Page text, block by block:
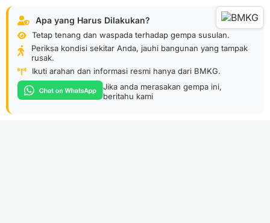
Apa yang Harus Dilakukan?
Tetap tenang dan waspada terhadap gempa susulan.
Periksa kondisi sekitar Anda, jauhi bangunan yang tampak
rusak.
Ikuti arahan dan informasi resmi hanya dari BMKG.
Jika anda merasakan gempa ini,
beritahu kami